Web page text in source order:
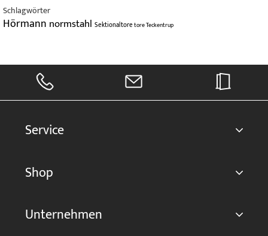
Schlagwörter
Hörmann normstahl SektionaltoretoreTeckentrup
Service
Shop
Unternehmen